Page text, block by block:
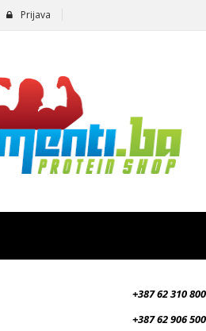
Prijava
+387 62 310 800
+387 62 906 500